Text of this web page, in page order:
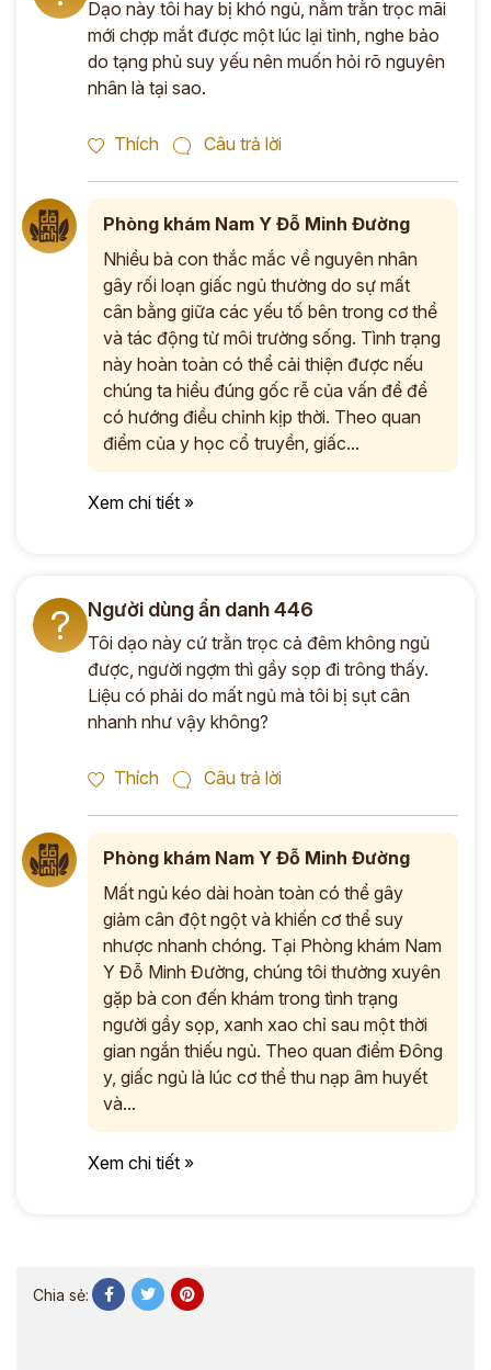
Dạo này tôi hay bị khó ngủ, nằm trằn trọc mãi
mới chợp mắt được một lúc lại tỉnh, nghe bảo
do tạng phủ suy yếu nên muốn hỏi rõ nguyên
nhân là tại sao.
Thích Câu trả lời
Phòng khám Nam Y Đỗ Minh Đường
Nhiều bà con thắc mắc về nguyên nhân
gây rối loạn giấc ngủ thường do sự mất
cân bằng giữa các yếu tố bên trong cơ thể
và tác động từ môi trường sống. Tình trạng
này hoàn toàn có thể cải thiện được nếu
chúng ta hiểu đúng gốc rễ của vấn đề để
có hướng điều chỉnh kịp thời. Theo quan
điểm của y học cổ truyền, giấc...
Xem chi tiết »
? Người dùng ẩn danh 446
Tôi dạo này cứ trằn trọc cả đêm không ngủ
được, người ngợm thì gầy sọp đi trông thấy.
Liệu có phải do mất ngủ mà tôi bị sụt cân
nhanh như vậy không?
Thích Câu trả lời
Phòng khám Nam Y Đỗ Minh Đường
Mất ngủ kéo dài hoàn toàn có thể gây
giảm cân đột ngột và khiến cơ thể suy
nhược nhanh chóng. Tại Phòng khám Nam
Y Đỗ Minh Đường, chúng tôi thường xuyên
gặp bà con đến khám trong tình trạng
người gầy sọp, xanh xao chỉ sau một thời
gian ngắn thiếu ngủ. Theo quan điểm Đông
y, giấc ngủ là lúc cơ thể thu nạp âm huyết
và...
Xem chi tiết »
Chia sẻ: